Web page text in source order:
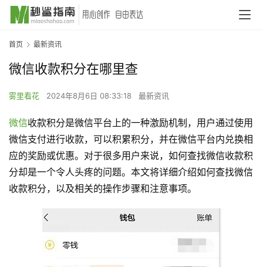
首页 最新资讯
微信收款积分在哪里查
雾里看花 2024年8月6日 08:33:18 最新资讯
微信收款积分是微信平台上的一种激励机制，用户通过使用
微信支付进行收款，可以积累积分，并在微信平台内兑换相
应的奖励或优惠。对于很多用户来说，如何查找微信收款积
分却是一个令人头疼的问题。本文将详细介绍如何查找微信
收款积分，以及相关的操作步骤和注意事项。